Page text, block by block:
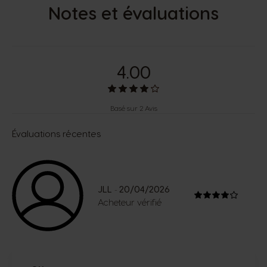
Notes et évaluations
4.00
Basé sur 2 Avis
Évaluations récentes
JLL - 20/04/2026
Acheteur vérifié